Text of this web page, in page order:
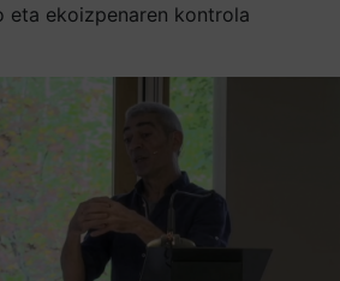
eta ekoizpenaren kontrola